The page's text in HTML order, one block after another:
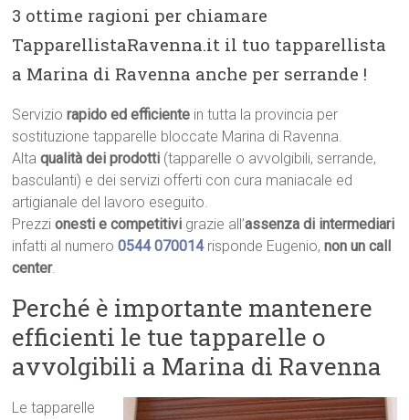
3 ottime ragioni per chiamare
TapparellistaRavenna.it il tuo tapparellista
a Marina di Ravenna anche per serrande !
Serviziorapido ed efficiente in tutta la provincia per
sostituzione tapparelle bloccate Marina di Ravenna.
Altaqualità dei prodotti (tapparelle o avvolgibili, serrande,
basculanti) e dei servizi offerti con cura maniacale ed
artigianale del lavoro eseguito.
Prezzionesti e competitivi grazie all’assenza di intermediari
infatti al numero0544 070014 risponde Eugenio,non un call
center.
Perché è importante mantenere
efficienti le tue tapparelle o
avvolgibili a Marina di Ravenna
Le tapparelle